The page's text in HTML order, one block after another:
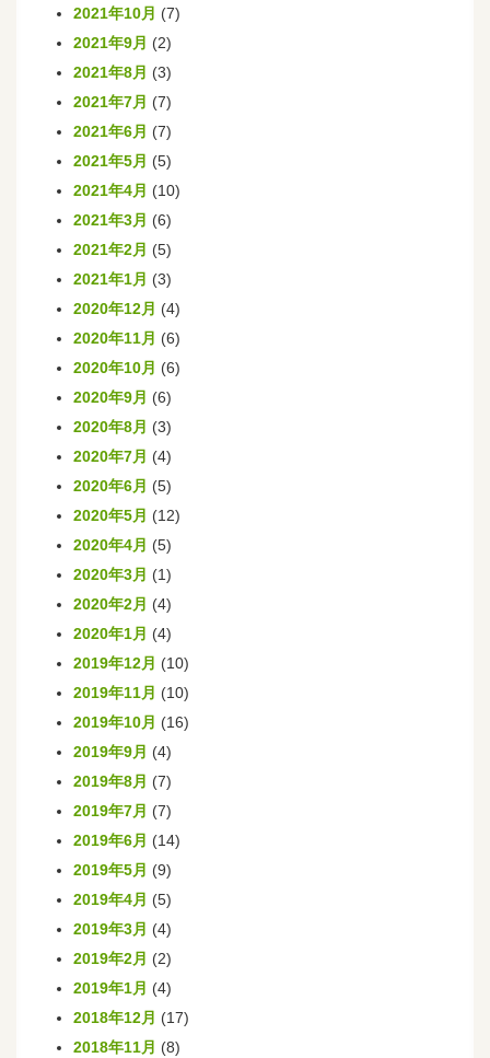
2021年10月 (7)
2021年9月 (2)
2021年8月 (3)
2021年7月 (7)
2021年6月 (7)
2021年5月 (5)
2021年4月 (10)
2021年3月 (6)
2021年2月 (5)
2021年1月 (3)
2020年12月 (4)
2020年11月 (6)
2020年10月 (6)
2020年9月 (6)
2020年8月 (3)
2020年7月 (4)
2020年6月 (5)
2020年5月 (12)
2020年4月 (5)
2020年3月 (1)
2020年2月 (4)
2020年1月 (4)
2019年12月 (10)
2019年11月 (10)
2019年10月 (16)
2019年9月 (4)
2019年8月 (7)
2019年7月 (7)
2019年6月 (14)
2019年5月 (9)
2019年4月 (5)
2019年3月 (4)
2019年2月 (2)
2019年1月 (4)
2018年12月 (17)
2018年11月 (8)